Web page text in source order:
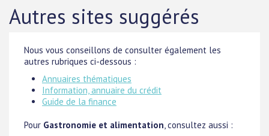
Autres sites suggérés
Nous vous conseillons de consulter également les
autres rubriques ci-dessous :
Annuaires thématiques
Information, annuaire du crédit
Guide de la finance
Pour Gastronomie et alimentation, consultez aussi :